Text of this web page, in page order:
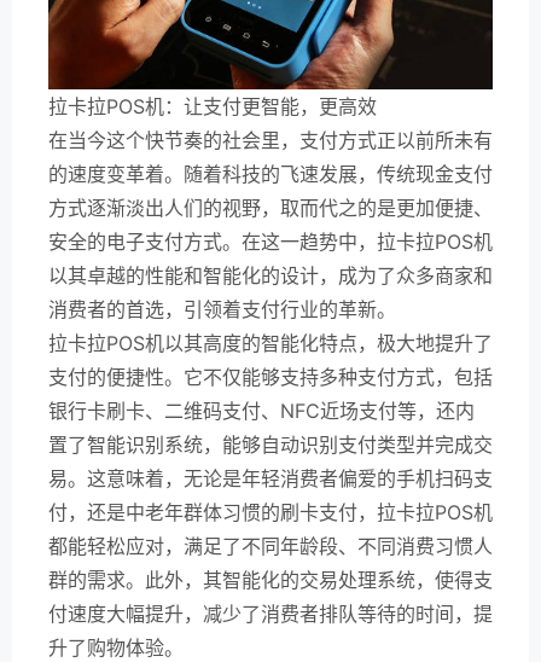
拉卡拉POS机：让支付更智能，更高效
在当今这个快节奏的社会里，支付方式正以前所未有
的速度变革着。随着科技的飞速发展，传统现金支付
方式逐渐淡出人们的视野，取而代之的是更加便捷、
安全的电子支付方式。在这一趋势中，拉卡拉POS机
以其卓越的性能和智能化的设计，成为了众多商家和
消费者的首选，引领着支付行业的革新。
拉卡拉POS机以其高度的智能化特点，极大地提升了
支付的便捷性。它不仅能够支持多种支付方式，包括
银行卡刷卡、二维码支付、NFC近场支付等，还内
置了智能识别系统，能够自动识别支付类型并完成交
易。这意味着，无论是年轻消费者偏爱的手机扫码支
付，还是中老年群体习惯的刷卡支付，拉卡拉POS机
都能轻松应对，满足了不同年龄段、不同消费习惯人
群的需求。此外，其智能化的交易处理系统，使得支
付速度大幅提升，减少了消费者排队等待的时间，提
升了购物体验。